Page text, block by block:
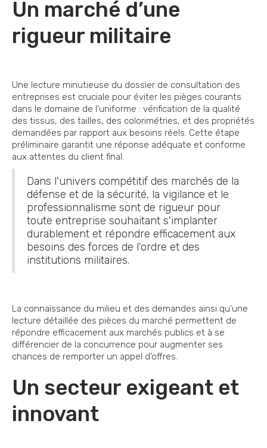
Un marché d’une
rigueur militaire
Une lecture minutieuse du dossier de consultation des
entreprises est cruciale pour éviter les pièges courants
dans le domaine de l'uniforme : vérification de la qualité
des tissus, des tailles, des colorimétries, et des propriétés
demandées par rapport aux besoins réels. Cette étape
préliminaire garantit une réponse adéquate et conforme
aux attentes du client final.
Dans l'univers compétitif des marchés de la
défense et de la sécurité, la vigilance et le
professionnalisme sont de rigueur pour
toute entreprise souhaitant s'implanter
durablement et répondre efficacement aux
besoins des forces de l'ordre et des
institutions militaires.
La connaissance du milieu et des demandes ainsi qu’une
lecture détaillée des pièces du marché permettent de
répondre efficacement aux marchés publics et à se
différencier de la concurrence pour augmenter ses
chances de remporter un appel d’offres.
Un secteur exigeant et
innovant